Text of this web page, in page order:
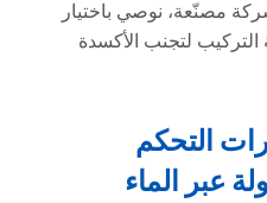
مصنّعة، نوصي باختيار
التركيب لتجنب الأكسدة
التحكم
عبر الماء